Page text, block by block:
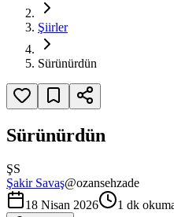
Şiirler
Sürünürdün
Sürünürdün
ŞS
Şakir Savaş@ozansehzade
18 Nisan 2026
1 dk